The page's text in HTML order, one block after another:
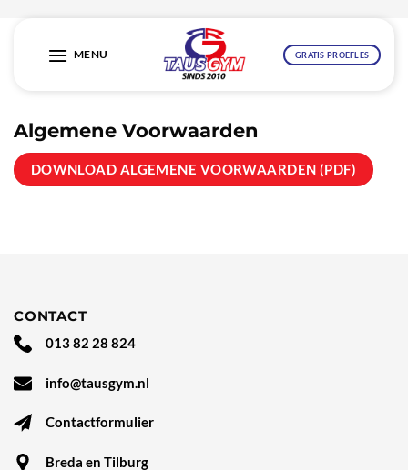
MENU GRATIS PROEFLES
Algemene Voorwaarden
DOWNLOAD ALGEMENE VOORWAARDEN (PDF)
CONTACT
013 82 28 824
info@tausgym.nl
Contactformulier
Breda en Tilburg